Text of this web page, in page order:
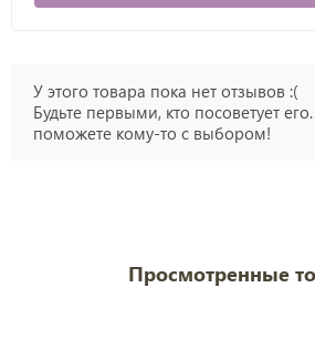
У этого товара пока нет отзывов :(
Будьте первыми, кто посоветует
поможете кому-то с выбором!
Просмотренные